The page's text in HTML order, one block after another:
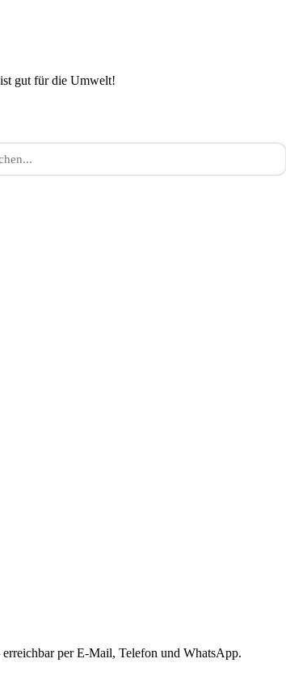
gut für die Umwelt!
per E-Mail, Telefon und WhatsApp.